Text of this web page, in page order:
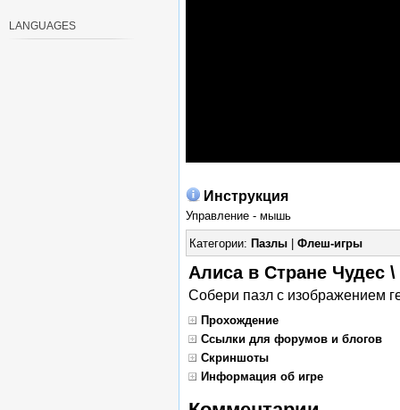
Инструкция
Управление - мышь
Категории: Пазлы| Флеш-игры
Алиса в Стране Чудес
Собери пазл с изображением
Прохождение
Ссылки для форумов и блогов
Скриншоты
Информация об игре
LANGUAGES